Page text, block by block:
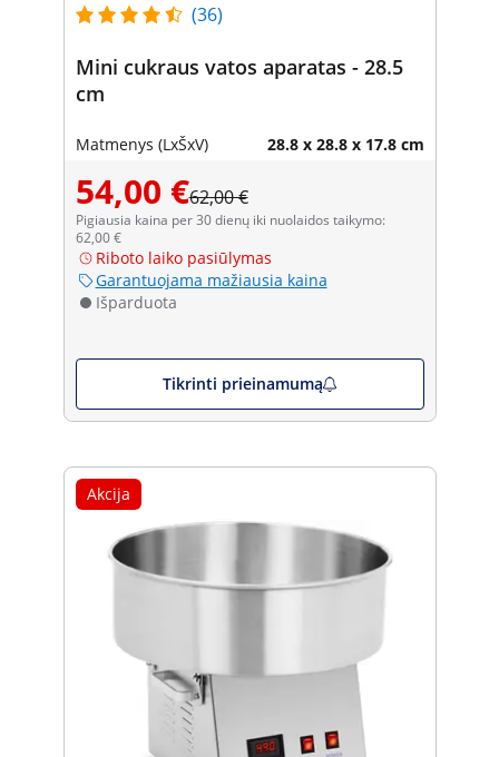
(36)
Mini cukraus vatos aparatas - 28.5
cm
Matmenys (LxŠxV) 28.8 x 28.8 x 17.8 cm
54,00 €62,00 €
Pigiausia kaina per 30 dienų iki nuolaidos taikymo:
62,00 €
Riboto laiko pasiūlymas
Garantuojama mažiausia kaina
Išparduota
Tikrinti prieinamumą
Akcija